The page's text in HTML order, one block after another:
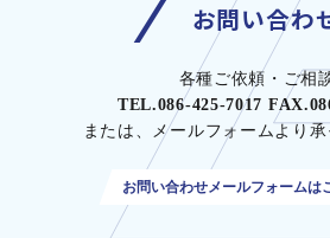
お問い合わ
各種ご依頼・ご相
TEL.086-425-7017
または、メールフォームより
お問い合わせメールフォームは